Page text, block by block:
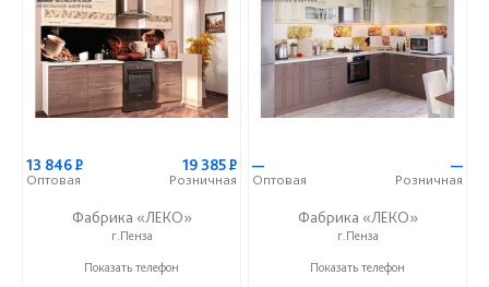
13 846Р
Оптовая
19 385Р
Розничная
Фабрика «ЛЕКО»
г.Пенза
+7 (800) 222-93-90
Показать телефон
—
Оптовая
—
Розничная
Фабрика «ЛЕКО»
г.Пенза
+7 (800) 222-93-90
Показать телефон